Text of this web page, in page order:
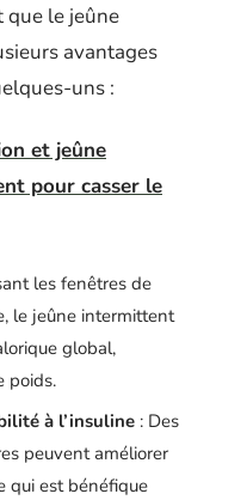
que le jeûne
avantages
uns :
et jeûne
pour casser le
les fenêtres de
le jeûne intermittent
global,
poids.
à l’insuline : Des
peuvent améliorer
qui est bénéfique